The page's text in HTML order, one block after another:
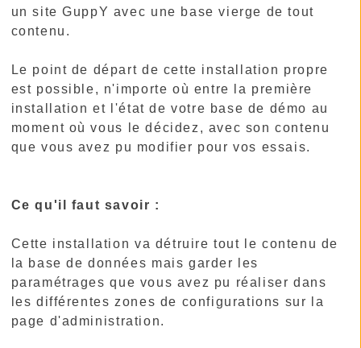
un site GuppY avec une base vierge de tout
contenu.
Le point de départ de cette installation propre
est possible, n'importe où entre la première
installation et l'état de votre base de démo au
moment où vous le décidez, avec son contenu
que vous avez pu modifier pour vos essais.
Ce qu'il faut savoir :
Cette installation va détruire tout le contenu de
la base de données mais garder les
paramétrages que vous avez pu réaliser dans
les différentes zones de configurations sur la
page d'administration.